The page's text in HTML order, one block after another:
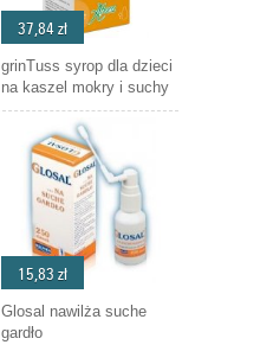
37,84 zł
grinTuss syrop dla dzieci
na kaszel mokry i suchy
15,83 zł
Glosal nawilża suche
gardło